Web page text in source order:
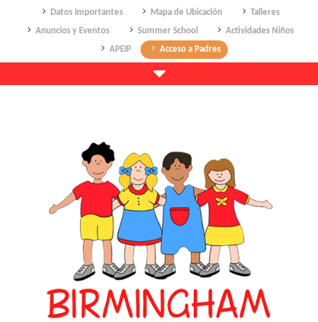
Datos Importantes Mapa de Ubicación
Talleres
Anuncios y Eventos
Summer School
Actividades Niños
APEIP
Acceso a Padres